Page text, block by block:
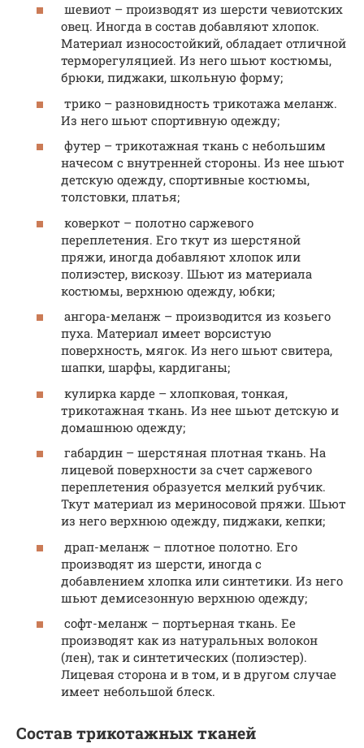
шевиот – производят из шерсти чевиотских
овец. Иногда в состав добавляют хлопок.
Материал износостойкий, обладает отличной
терморегуляцией. Из него шьют костюмы,
брюки, пиджаки, школьную форму;
трико – разновидность трикотажа меланж.
Из него шьют спортивную одежду;
футер – трикотажная ткань с небольшим
начесом с внутренней стороны. Из нее шьют
детскую одежду, спортивные костюмы,
толстовки, платья;
коверкот – полотно саржевого
переплетения. Его ткут из шерстяной
пряжи, иногда добавляют хлопок или
полиэстер, вискозу. Шьют из материала
костюмы, верхнюю одежду, юбки;
ангора-меланж – производится из козьего
пуха. Материал имеет ворсистую
поверхность, мягок. Из него шьют свитера,
шапки, шарфы, кардиганы;
кулирка карде – хлопковая, тонкая,
трикотажная ткань. Из нее шьют детскую и
домашнюю одежду;
габардин – шерстяная плотная ткань. На
лицевой поверхности за счет саржевого
переплетения образуется мелкий рубчик.
Ткут материал из мериносовой пряжи. Шьют
из него верхнюю одежду, пиджаки, кепки;
драп-меланж – плотное полотно. Его
производят из шерсти, иногда с
добавлением хлопка или синтетики. Из него
шьют демисезонную верхнюю одежду;
софт-меланж – портьерная ткань. Ее
производят как из натуральных волокон
(лен), так и синтетических (полиэстер).
Лицевая сторона и в том, и в другом случае
имеет небольшой блеск.
Состав трикотажных тканей